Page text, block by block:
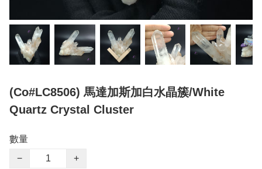
(Co#LC8506) 馬達加斯加白水晶簇/White
Quartz Crystal Cluster
數量
−
+